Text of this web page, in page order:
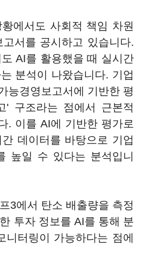
에서도 사회적 책임 차원
서를 공시하고 있습니다.
AI를 활용했을 때 실시간
분석이 나왔습니다. 기업
능경영보고서에 기반한 평
' 구조라는 점에서 근본적
. 이를 AI에 기반한 평가로
데이터를 바탕으로 기업
높일 수 있다는 분석입니
3에서 탄소 배출량을 측정
투자 정보를 AI를 통해 분
터링이 가능하다는 점에